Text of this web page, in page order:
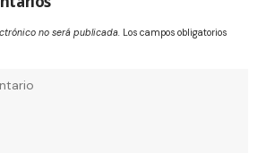
no será publicada. Los campos obligatorios